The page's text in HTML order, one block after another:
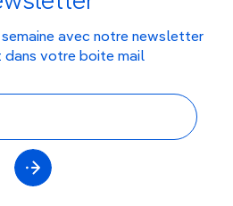
semaine avec notre newsletter
dans votre boite mail